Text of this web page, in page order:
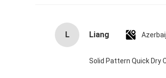
L Liang
Solid Pattern Quick Dry